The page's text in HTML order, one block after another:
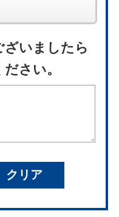
ざいましたら
さい。